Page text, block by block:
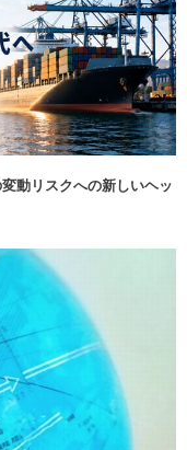
動リスクへの新しいヘッ